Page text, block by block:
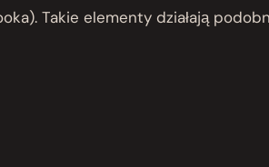
Takie elementy działają